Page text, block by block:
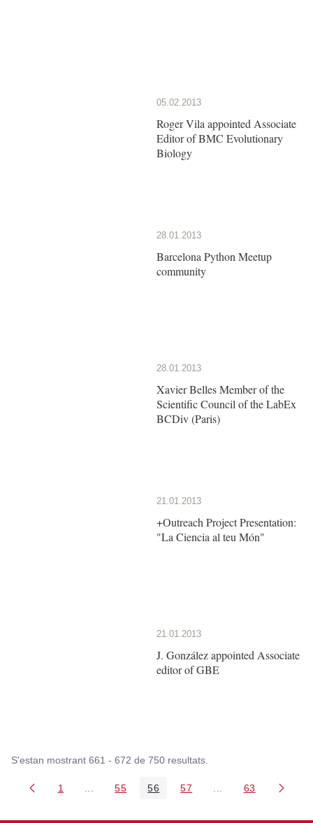
05.02.2013
Roger Vila appointed Associate
Editor of BMC Evolutionary
Biology
28.01.2013
Barcelona Python Meetup
community
28.01.2013
Xavier Belles Member of the
Scientific Council of the LabEx
BCDiv (Paris)
21.01.2013
+Outreach Project Presentation:
"La Ciencia al teu Món"
21.01.2013
J. González appointed Associate
editor of GBE
S'estan mostrant 661 - 672 de 750 resultats.
Pàgina
1 Pàgines intermèdies Utilitzeu TAB per navegar.
Pàgina
55 Pàgina
56 Pàgina
57 PàginesPàgina
63